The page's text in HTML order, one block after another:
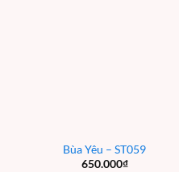
Bùa Yêu – ST059
650.000₫